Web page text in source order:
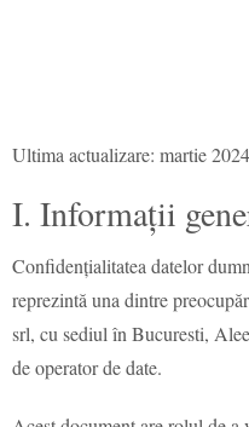
Ultima actualizare: martie 2024
I. Informații
Confidențialitatea datelor
reprezintă una dintre
srl, cu sediul în Bucuresti,
de operator de date.